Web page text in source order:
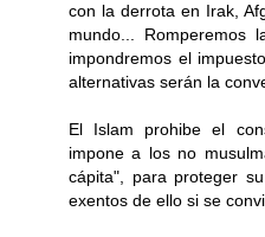
con la derrota en Irak,
mundo... Romperemos
impondremos el
alternativas serán la
El Islam prohibe el
impone a los no
cápita", para proteger
exentos de ello si se